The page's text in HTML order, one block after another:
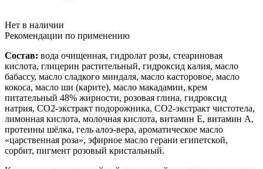
Нет в наличии
Рекомендации по применению
Состав: вода очищенная, гидролат розы, стеариновая
кислота, глицерин растительный, гидроксид калия, масло
бабассу, масло сладкого миндаля, масло касторовое, масло
кокоса, масло ши (карите), масло макадамии, крем
питательный 48% жирности, розовая глина, гидроксид
натрия, СО2-экстракт подорожника, СО2-экстракт чистотела,
лимонная кислота, молочная кислота, витамин Е, витамин А,
протеины шёлка, гель алоэ-вера, ароматическое масло
«царственная роза», эфирное масло герани египетской,
сорбит, пигмент розовый кристальный.